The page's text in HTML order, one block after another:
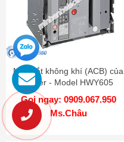
Máy cắt không khí (ACB) của
Hager - Model HWY605
Gọi ngay: 0909.067.950
Ms.Châu